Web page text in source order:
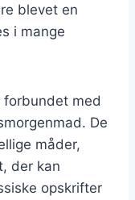
blevet en
i mange
forbundet med
De
måder,
der kan
opskrifter